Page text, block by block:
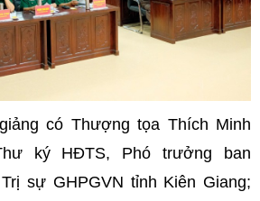
có Thượng tọa Thích Minh
ký HĐTS, Phó trưởng ban
sự GHPGVN tỉnh Kiên Giang;